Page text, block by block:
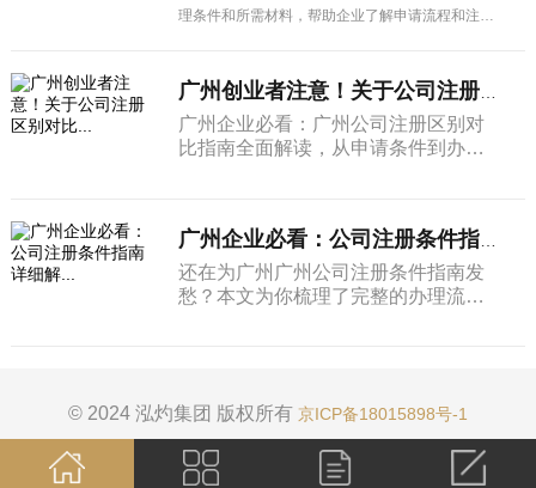
理条件和所需材料，帮助企业了解申请流程和注意
广州创业者注意！关于公司注册区别对比...
广州企业必看：广州公司注册区别对
比指南全面解读，从申请条件到办理
还在为广州广州公司注册条件指南发
愁？本文为你梳理了完整的办理流程
© 2024 泓灼集团 版权所有 京ICP备18015898号-1